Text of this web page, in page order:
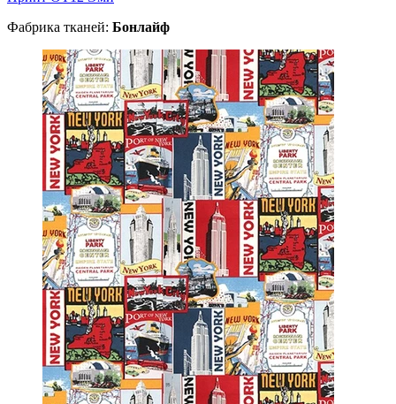
Фабрика тканей: Бонлайф